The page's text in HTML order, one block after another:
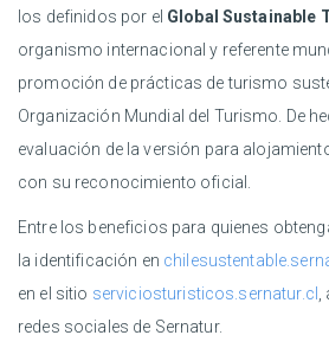
los definidos por el Global Sustainable
organismo internacional y referente
promoción de prácticas de turismo
Organización Mundial del Turismo. De
evaluación de la versión para
con su reconocimiento oficial.
Entre los beneficios para quienes
la identificación en
en el sitio serviciosturisticos.sernatur.cl
redes sociales de Sernatur.